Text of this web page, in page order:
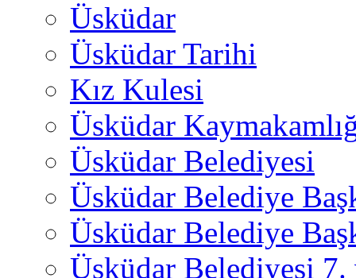
Üsküdar
Üsküdar Tarihi
Kız Kulesi
Üsküdar
Üsküdar Belediyesi
Üsküdar Belediye
Üsküdar Belediye
Üsküdar Belediyesi